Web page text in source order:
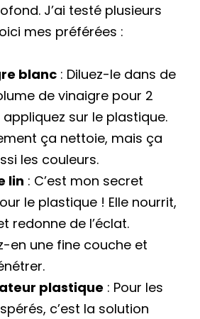
J’ai testé plusieurs
mes préférées :
blanc : Diluez-le dans de
de vinaigre pour 2
appliquez sur le plastique.
ça nettoie, mais ça
les couleurs.
lin : C’est mon secret
le plastique ! Elle nourrit,
redonne de l’éclat.
en une fine couche et
plastique : Pour les
c’est la solution